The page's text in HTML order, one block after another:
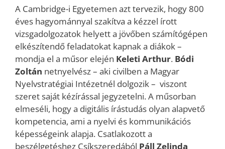
A Cambridge-i Egyetemen azt tervezik, hogy 800
éves hagyománnyal szakítva a kézzel írott
vizsgadolgozatok helyett a jövőben számítógépen
elkészítendő feladatokat kapnak a diákok –
mondja el a műsor elején Keleti Arthur. Bódi
Zoltán netnyelvész – aki civilben a Magyar
Nyelvstratégiai Intézetnél dolgozik – viszont
szeret saját kézírással jegyzetelni. A műsorban
elmeséli, hogy a digitális írástudás olyan alapvető
kompetencia, ami a nyelvi és kommunikációs
képességeink alapja. Csatlakozott a
beszélgetéshez Csíkszeredából Páll Zelinda